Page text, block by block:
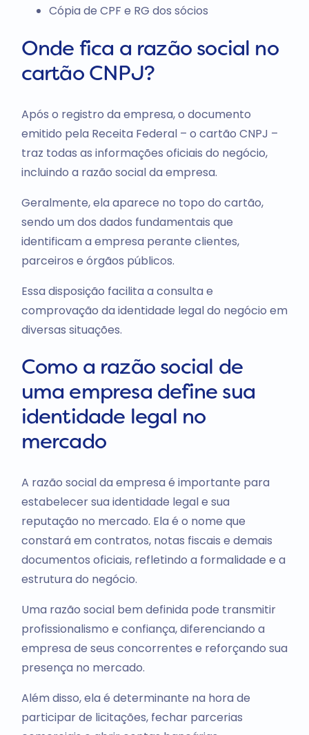
Cópia de CPF e RG dos sócios
Onde fica a razão social no
cartão CNPJ?
Após o registro da empresa, o documento
emitido pela Receita Federal – o cartão CNPJ –
traz todas as informações oficiais do negócio,
incluindo a razão social da empresa.
Geralmente, ela aparece no topo do cartão,
sendo um dos dados fundamentais que
identificam a empresa perante clientes,
parceiros e órgãos públicos.
Essa disposição facilita a consulta e
comprovação da identidade legal do negócio em
diversas situações.
Como a razão social de
uma empresa define sua
identidade legal no
mercado
A razão social da empresa é importante para
estabelecer sua identidade legal e sua
reputação no mercado. Ela é o nome que
constará em contratos, notas fiscais e demais
documentos oficiais, refletindo a formalidade e a
estrutura do negócio.
Uma razão social bem definida pode transmitir
profissionalismo e confiança, diferenciando a
empresa de seus concorrentes e reforçando sua
presença no mercado.
Além disso, ela é determinante na hora de
participar de licitações, fechar parcerias